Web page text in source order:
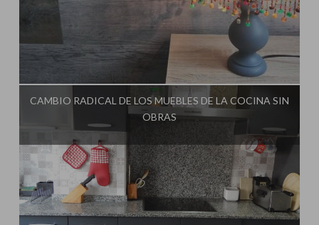
El Taller de Ire
CAMBIO RADICAL DE LOS MUEBLES DE LA COCINA SIN
OBRAS